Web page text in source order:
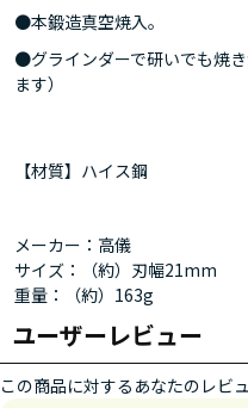
●本鍛造真空焼入。
●グラインダーで研いでも焼
ます）
【材質】ハイス鋼
メーカー：高儀
サイズ：（約）刃幅21mm
重量：（約）163g
ユーザーレビュー
この商品に対するあなたのレビ